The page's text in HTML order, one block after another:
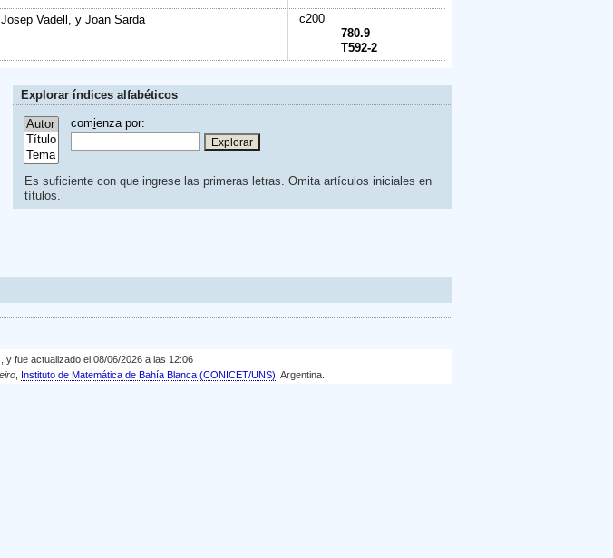
Vadell, y Joan Sarda
c200
780.9
T592-2
Explorar índices alfabéticos
comienza por:
Es suficiente con que ingrese las primeras letras. Omita artículos iniciales en
títulos.
fue actualizado el 08/06/2026 a las 12:06
Instituto de Matemática de Bahía Blanca (CONICET/UNS) , Argentina.